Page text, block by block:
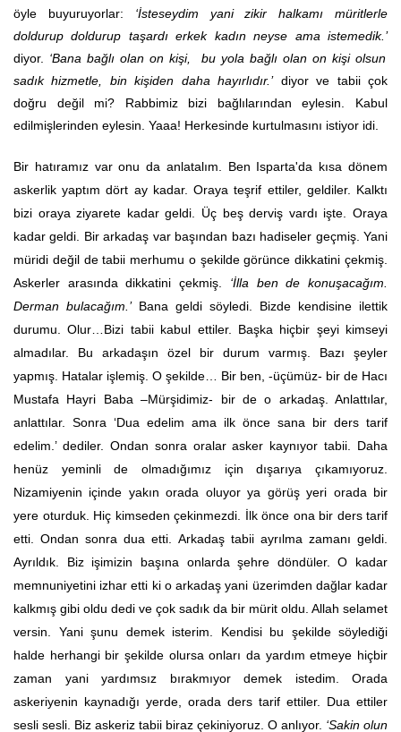
öyle buyuruyorlar: ‘İsteseydim yani zikir halkamı müritlerle
doldurup doldurup taşardı erkek kadın neyse ama istemedik.’
diyor. ‘Bana bağlı olan on kişi, bu yola bağlı olan on kişi olsun
sadık hizmetle, bin kişiden daha hayırlıdır.’diyor ve tabii çok
doğru değil mi? Rabbimiz bizi bağlılarından eylesin. Kabul
edilmişlerinden eylesin. Yaaa! Herkesinde kurtulmasını istiyor idi.
Bir hatıramız var onu da anlatalım. Ben Isparta'da kısa dönem
askerlik yaptım dört ay kadar. Oraya teşrif ettiler, geldiler. Kalktı
bizi oraya ziyarete kadar geldi. Üç beş derviş vardı işte. Oraya
kadar geldi. Bir arkadaş var başından bazı hadiseler geçmiş. Yani
müridi değil de tabii merhumu o şekilde görünce dikkatini çekmiş.
Askerler arasında dikkatini çekmiş. ‘İlla ben de konuşacağım.
Derman bulacağım.’Bana geldi söyledi. Bizde kendisine ilettik
durumu. Olur…Bizi tabii kabul ettiler. Başka hiçbir şeyi kimseyi
almadılar. Bu arkadaşın özel bir durum varmış. Bazı şeyler
yapmış. Hatalar işlemiş. O şekilde… Bir ben, -üçümüz- bir de Hacı
Mustafa Hayri Baba –Mürşidimiz- bir de o arkadaş. Anlattılar,
anlattılar. Sonra ‘Dua edelim ama ilk önce sana bir ders tarif
edelim.’ dediler. Ondan sonra oralar asker kaynıyor tabii. Daha
henüz yeminli de olmadığımız için dışarıya çıkamıyoruz.
Nizamiyenin içinde yakın orada oluyor ya görüş yeri orada bir
yere oturduk. Hiç kimseden çekinmezdi. İlk önce ona bir ders tarif
etti. Ondan sonra dua etti. Arkadaş tabii ayrılma zamanı geldi.
Ayrıldık. Biz işimizin başına onlarda şehre döndüler. O kadar
memnuniyetini izhar etti ki o arkadaş yani üzerimden dağlar kadar
kalkmış gibi oldu dedi ve çok sadık da bir mürit oldu. Allah selamet
versin. Yani şunu demek isterim. Kendisi bu şekilde söylediği
halde herhangi bir şekilde olursa onları da yardım etmeye hiçbir
zaman yani yardımsız bırakmıyor demek istedim. Orada
askeriyenin kaynadığı yerde, orada ders tarif ettiler. Dua ettiler
sesli sesli. Biz askeriz tabii biraz çekiniyoruz. O anlıyor. ‘Sakin olun